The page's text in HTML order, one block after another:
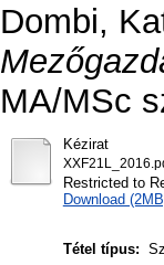
Dombi,
MA/MSc
Kézirat
Restricted to
Download
Tétel típus: